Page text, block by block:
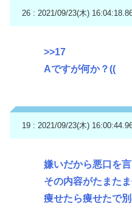
26 : 2021/09/23(木)
>>17
Aですが何か？((
19 : 2021/09/23(木)
嫌いだから悪口を言
その内容がたまた
痩せたら痩せたで